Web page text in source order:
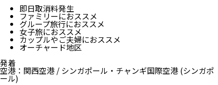
即日取消料発生
ファミリーにおススメ
グループ旅行におススメ
女子旅におススメ
カップルやご夫婦におススメ
オーチャード地区
発着
空港 ： 関西空港 / シンガポール・チャンギ国際空港 (シンガポ
ール)